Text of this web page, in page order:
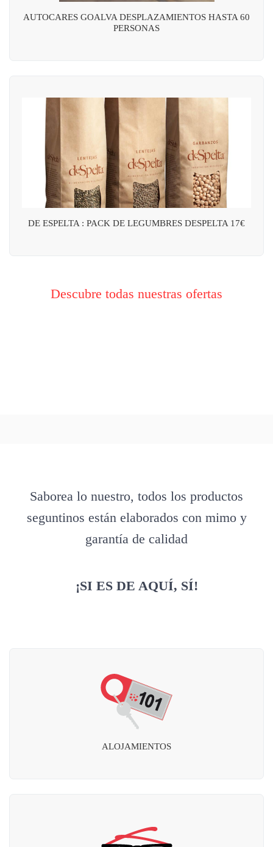
AUTOCARES GOALVA DESPLAZAMIENTOS HASTA 60
PERSONAS
DE ESPELTA : PACK DE LEGUMBRES DESPELTA 17€
Descubre todas nuestras ofertas
Saborea lo nuestro, todos los productos
seguntinos están elaborados con mimo y
garantía de calidad
¡SI ES DE AQUÍ, SÍ!
ALOJAMIENTOS